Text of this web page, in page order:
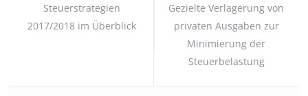
Steuerstrategien
2017/2018 im Überblick
Gezielte Verlagerung von
privaten Ausgaben zur
Minimierung der
Steuerbelastung